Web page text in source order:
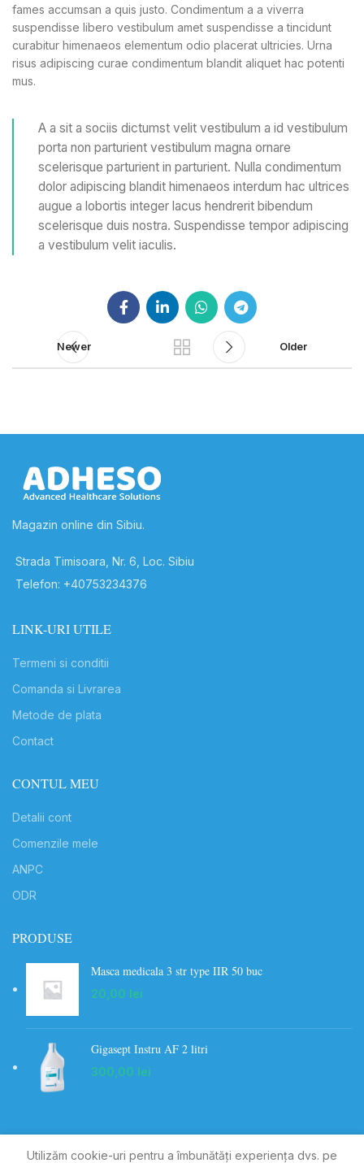
fames accumsan a quis justo. Condimentum a a viverra
suspendisse libero vestibulum amet suspendisse a tincidunt
curabitur himenaeos elementum odio placerat ultricies. Urna
risus adipiscing curae condimentum blandit aliquet hac potenti
mus.
A a sit a sociis dictumst velit vestibulum a id vestibulum
porta non parturient vestibulum magna ornare
scelerisque parturient in parturient. Nulla condimentum
dolor adipiscing blandit himenaeos interdum hac ultrices
augue a lobortis integer lacus hendrerit bibendum
scelerisque duis nostra. Suspendisse tempor adipiscing
a vestibulum velit iaculis.
Newer Older
Magazin online din Sibiu.
Strada Timisoara, Nr. 6, Loc. Sibiu
Telefon: +40753234376
LINK-URI UTILE
Termeni si conditii
Comanda si Livrarea
Metode de plata
Contact
CONTUL MEU
Detalii cont
Comenzile mele
ANPC
ODR
PRODUSE
Masca medicala 3 str type IIR 50 buc
20,00 lei
Gigasept Instru AF 2 litri
300,00 lei
Utilizăm cookie-uri pentru a îmbunătăți experiența dvs. pe